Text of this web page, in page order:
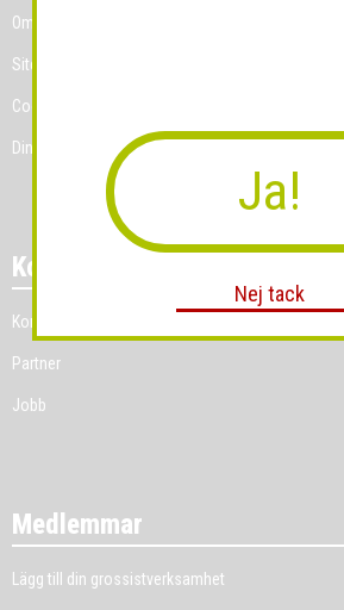
Om Grossist.se
Sitemap
Cookies
Dina Cookie-prefenser
Kontakt
Kontakt
Partner
Jobb
Medlemmar
Lägg till din grossistverksamhet
Ja!
Nej tack